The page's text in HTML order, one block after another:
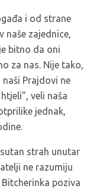
i od strane
naše zajednice,
bitno da oni
za nas. Nije tako,
Prajdovi ne
veli naša
jednak,
strah unutar
ne razumiju
poziva